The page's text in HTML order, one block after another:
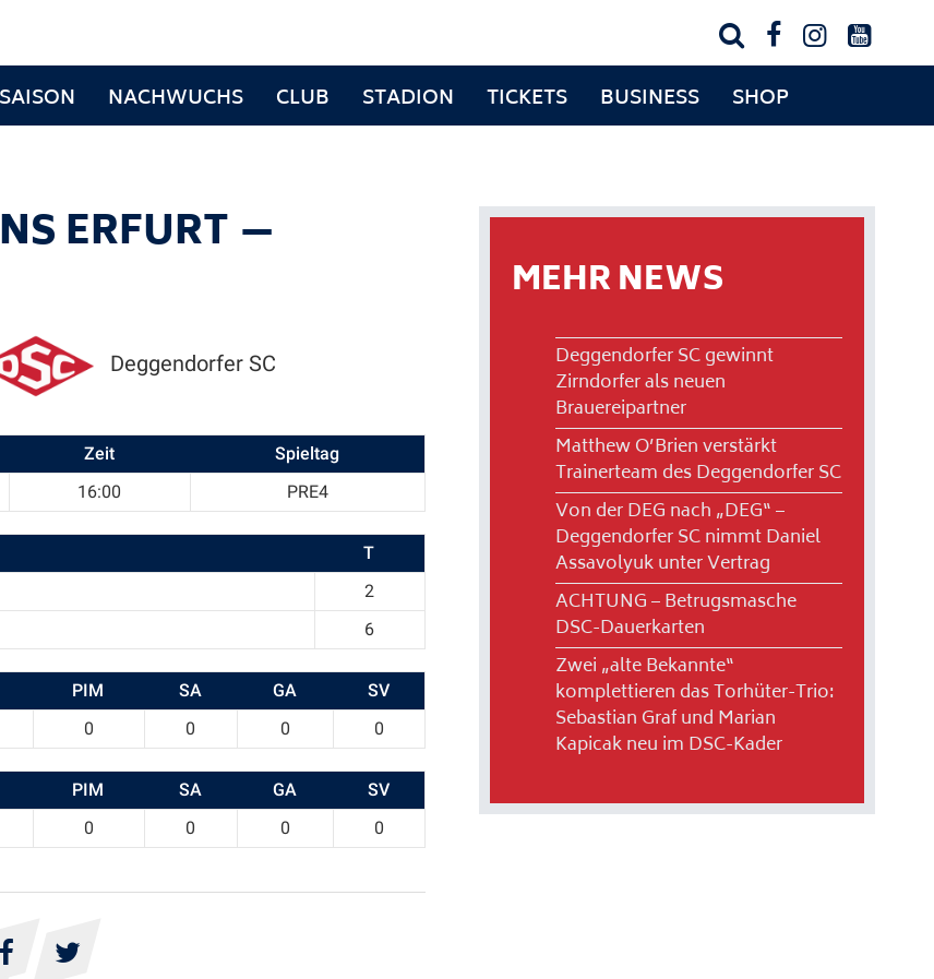
   
SAISON NACHWUCHS CLUB STADION TICKETS BUSINESS SHOP
ERFURT —
Deggendorfer SC
Zeit
Spieltag
16:00 PRE4
T
2
6
PIM SA GA
SV
0 0 0 0
PIM SA GA
SV
0 0 0 0


MEHR NEWS
Deggendorfer SC gewinnt
Zirndorfer als neuen
Brauereipartner
Matthew O’Brien verstärkt
Trainerteam des Deggendorfer SC
Von der DEG nach „DEG“ –
Deggendorfer SC nimmt Daniel
Assavolyuk unter Vertrag
ACHTUNG – Betrugsmasche
DSC-Dauerkarten
Zwei „alte Bekannte“
komplettieren das Torhüter-Trio:
Sebastian Graf und Marian
Kapicak neu im DSC-Kader